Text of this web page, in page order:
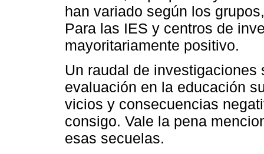
han variado según los
Para las IES y centros de
mayoritariamente positivo.
Un raudal de
evaluación en la educación
vicios y consecuencias
consigo. Vale la pena
esas secuelas.